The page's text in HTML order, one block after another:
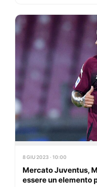
8 GIU 2023 · 10:00
Mercato Juventus,
essere un elemento